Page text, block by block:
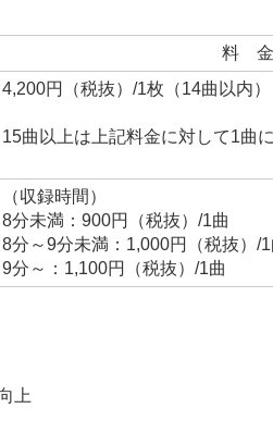
料 金
4,200円（税抜）/1枚（14曲以内）
15曲以上は上記料金に対して1曲
（収録時間）
8分未満：900円（税抜）/1曲
8分～9分未満：1,000円（税抜）/1
9分～：1,100円（税抜）/1曲
上